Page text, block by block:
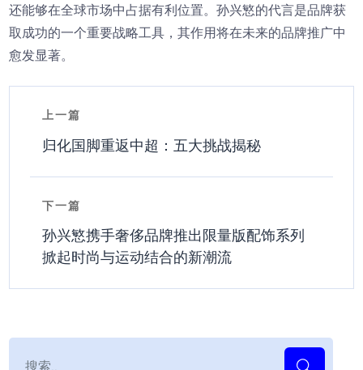
还能够在全球市场中占据有利位置。孙兴慜的代言是品牌获
取成功的一个重要战略工具，其作用将在未来的品牌推广中
愈发显著。
上一篇
归化国脚重返中超：五大挑战揭秘
下一篇
孙兴慜携手奢侈品牌推出限量版配饰系列
掀起时尚与运动结合的新潮流